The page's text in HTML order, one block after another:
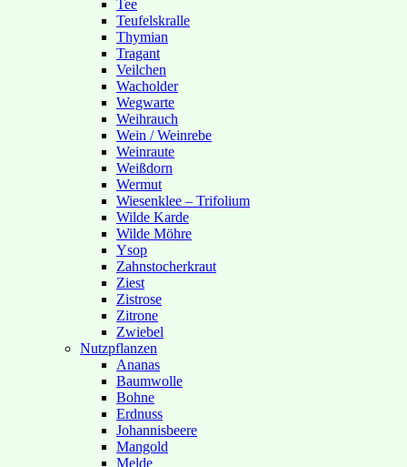
Tee
Teufelskralle
Thymian
Tragant
Veilchen
Wacholder
Wegwarte
Weihrauch
Wein / Weinrebe
Weinraute
Weißdorn
Wermut
Wiesenklee – Trifolium
Wilde Karde
Wilde Möhre
Ysop
Zahnstocherkraut
Ziest
Zistrose
Zitrone
Zwiebel
Nutzpflanzen
Ananas
Baumwolle
Bohne
Erdnuss
Johannisbeere
Mangold
Melde